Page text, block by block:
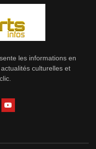
les informations en
culturelles et